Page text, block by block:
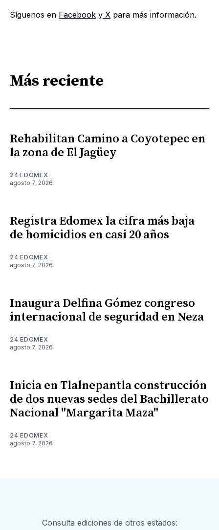
Síguenos en Facebook y X para más información.
Más reciente
Rehabilitan Camino a Coyotepec en
la zona de El Jagüey
24 EDOMEX
agosto 7, 2026
Registra Edomex la cifra más baja
de homicidios en casi 20 años
24 EDOMEX
agosto 7, 2026
Inaugura Delfina Gómez congreso
internacional de seguridad en Neza
24 EDOMEX
agosto 7, 2026
Inicia en Tlalnepantla construcción
de dos nuevas sedes del Bachillerato
Nacional "Margarita Maza"
24 EDOMEX
agosto 7, 2026
Consulta ediciones de otros estados: